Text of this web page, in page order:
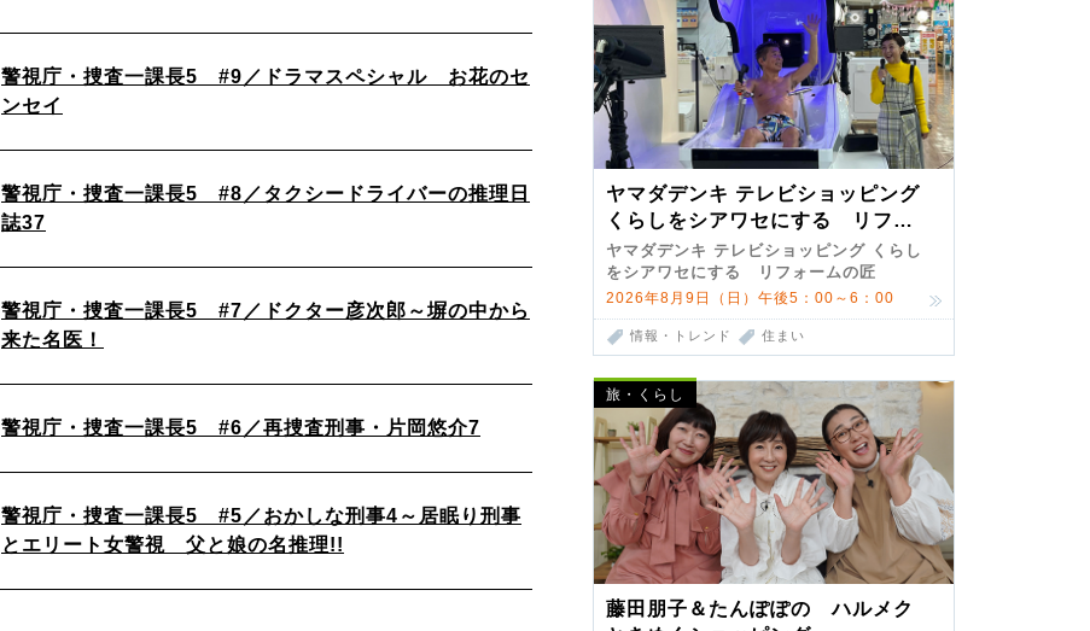
ヤマダデンキ テレビショッピング
くらしをシアワセにする リフォ
ームの匠 第7弾
ヤマダデンキ テレビショッピング くらし
をシアワセにする リフォームの匠
2026年8月9日（日）午後5：00～6：00
情報・トレンド 住まい
旅・くらし
藤田朋子＆たんぽぽの ハルメク
警視庁・捜査一課長5 #9／ドラマスペシャル お花のセ
ンセイ
警視庁・捜査一課長5 #8／タクシードライバーの推理日
誌37
警視庁・捜査一課長5 #7／ドクター彦次郎～塀の中から
来た名医！
警視庁・捜査一課長5 #6／再捜査刑事・片岡悠介7
警視庁・捜査一課長5 #5／おかしな刑事4～居眠り刑事
とエリート女警視 父と娘の名推理!!